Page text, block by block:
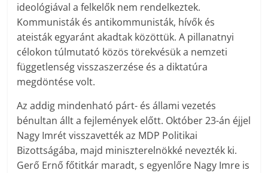
ideológiával a felkelők nem rendelkeztek.
Kommunisták és antikommunisták, hívők és
ateisták egyaránt akadtak közöttük. A pillanatnyi
célokon túlmutató közös törekvésük a nemzeti
függetlenség visszaszerzése és a diktatúra
megdöntése volt.
Az addig mindenható párt- és állami vezetés
bénultan állt a fejlemények előtt. Október 23-án éjjel
Nagy Imrét visszavették az MDP Politikai
Bizottságába, majd miniszterelnökké nevezték ki.
Gerő Ernő főtitkár maradt, s egyenlőre Nagy Imre is